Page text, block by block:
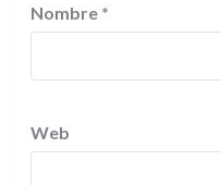
Nombre *
Web